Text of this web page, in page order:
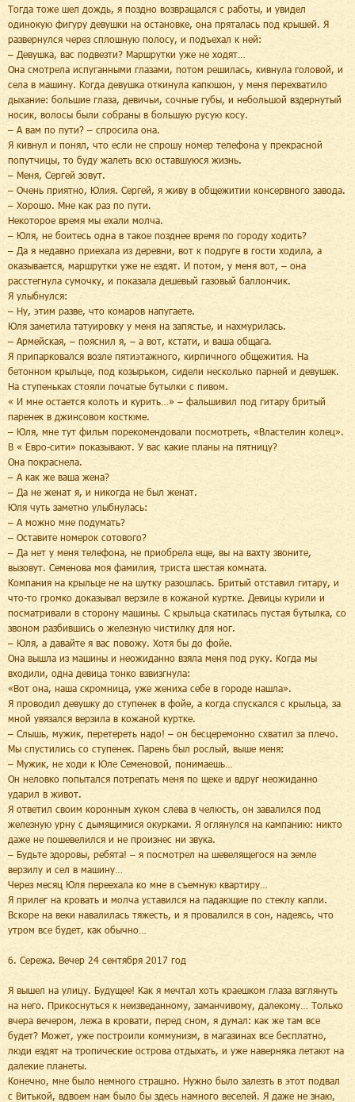
Тогда тоже шел дождь, я поздно возвращался с работы, и увидел
одинокую фигуру девушки на остановке, она пряталась под крышей. Я
развернулся через сплошную полосу, и подъехал к ней:
– Девушка, вас подвезти? Маршрутки уже не ходят…
Она смотрела испуганными глазами, потом решилась, кивнула головой, и
села в машину. Когда девушка откинула капюшон, у меня перехватило
дыхание: большие глаза, девичьи, сочные губы, и небольшой вздернутый
носик, волосы были собраны в большую русую косу.
– А вам по пути? – спросила она.
Я кивнул и понял, что если не спрошу номер телефона у прекрасной
попутчицы, то буду жалеть всю оставшуюся жизнь.
– Меня, Сергей зовут.
– Очень приятно, Юлия. Сергей, я живу в общежитии консервного завода.
– Хорошо. Мне как раз по пути.
Некоторое время мы ехали молча.
– Юля, не боитесь одна в такое позднее время по городу ходить?
– Да я недавно приехала из деревни, вот к подруге в гости ходила, а
оказывается, маршрутки уже не ездят. И потом, у меня вот, – она
расстегнула сумочку, и показала дешевый газовый баллончик.
Я улыбнулся:
– Ну, этим разве, что комаров напугаете.
Юля заметила татуировку у меня на запястье, и нахмурилась.
– Армейская, – пояснил я, – а вот, кстати, и ваша общага.
Я припарковался возле пятиэтажного, кирпичного общежития. На
бетонном крыльце, под козырьком, сидели несколько парней и девушек.
На ступеньках стояли початые бутылки с пивом.
« И мне остается колоть и курить…» – фальшивил под гитару бритый
паренек в джинсовом костюме.
– Юля, мне тут фильм порекомендовали посмотреть, «Властелин колец».
В « Евро-сити» показывают. У вас какие планы на пятницу?
Она покраснела.
– А как же ваша жена?
– Да не женат я, и никогда не был женат.
Юля чуть заметно улыбнулась:
– А можно мне подумать?
– Оставите номерок сотового?
– Да нет у меня телефона, не приобрела еще, вы на вахту звоните,
вызовут. Семенова моя фамилия, триста шестая комната.
Компания на крыльце не на шутку разошлась. Бритый отставил гитару, и
что-то громко доказывал верзиле в кожаной куртке. Девицы курили и
посматривали в сторону машины. С крыльца скатилась пустая бутылка, со
звоном разбившись о железную чистилку для ног.
– Юля, а давайте я вас повожу. Хотя бы до фойе.
Она вышла из машины и неожиданно взяла меня под руку. Когда мы
входили, одна девица тонко взвизгнула:
«Вот она, наша скромница, уже жениха себе в городе нашла».
Я проводил девушку до ступенек в фойе, а когда спускался с крыльца, за
мной увязался верзила в кожаной куртке.
– Слышь, мужик, перетереть надо! – он бесцеремонно схватил за плечо.
Мы спустились со ступенек. Парень был рослый, выше меня:
– Мужик, не ходи к Юле Семеновой, понимаешь…
Он неловко попытался потрепать меня по щеке и вдруг неожиданно
ударил в живот.
Я ответил своим коронным хуком слева в челюсть, он завалился под
железную урну с дымящимися окурками. Я оглянулся на кампанию: никто
даже не пошевелился и не произнес ни звука.
– Будьте здоровы, ребята! – я посмотрел на шевелящегося на земле
верзилу и сел в машину…
Через месяц Юля переехала ко мне в съемную квартиру…
Я прилег на кровать и молча уставился на падающие по стеклу капли.
Вскоре на веки навалилась тяжесть, и я провалился в сон, надеясь, что
утром все будет, как обычно…
6. Сережа. Вечер 24 сентября 2017 год
Я вышел на улицу. Будущее! Как я мечтал хоть краешком глаза взглянуть
на него. Прикоснуться к неизведанному, заманчивому, далекому… Только
вчера вечером, лежа в кровати, перед сном, я думал: как же там все
будет? Может, уже построили коммунизм, в магазинах все бесплатно,
люди ездят на тропические острова отдыхать, и уже наверняка летают на
далекие планеты.
Конечно, мне было немного страшно. Нужно было залезть в этот подвал
с Витькой, вдвоем нам было бы здесь намного веселей. Я даже не знаю,